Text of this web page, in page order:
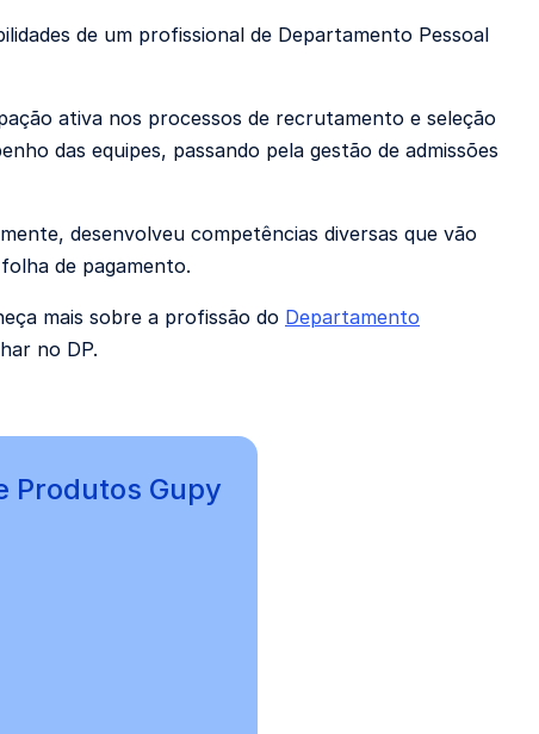
de um profissional de Departamento Pessoal
ativa nos processos de recrutamento e seleção
das equipes, passando pela gestão de admissões
desenvolveu competências diversas que vão
de pagamento.
mais sobre a profissão do Departamento
no DP.
Produtos Gupy